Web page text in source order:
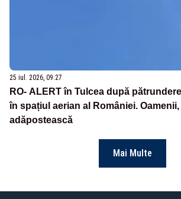
25 iul. 2026, 09:27
RO- ALERT în Tulcea după
în spațiul aerian al României.
adăpostească
Mai Multe